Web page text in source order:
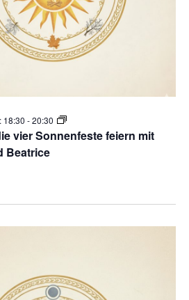
vier Sonnenfeste feiern mit
Beatrice
18:30 -20:30
Gemeinsam
die